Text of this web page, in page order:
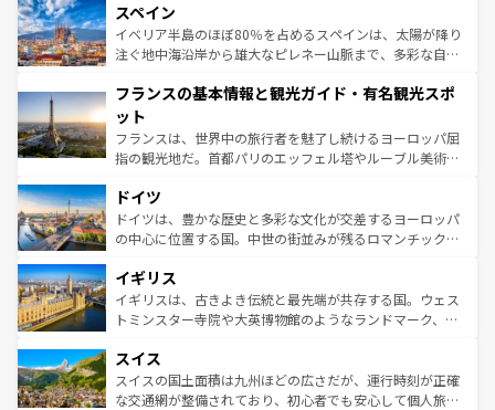
ろん、トスカーナの美しい田園風景やアマルフィ海岸の絶
景など、自然景観も見逃せない。観光の合間には、本場の
ピザやパスタなど、絶品のイタリア料理を堪能することも
ませてくれるイタリアで、忘れられない旅をしてみよう！
なお、新着のイタリア情報は
しい。
スペイン
イベリア半島のほぼ80％を占めるスペインは、太陽が降り
注ぐ地中海沿岸から雄大なピレネー山脈まで、多彩な自然
文化が根付くこの国では、情熱的なフラメンコ、熱気あふ
れる闘牛、そして美味しいタパスが生活の一部となってい
る。首都マドリードの洗練された雰囲気や、バルセロナの
アートに溢れた街角から、地方では古代ローマ遺跡や中世
せる。地方によって風土や気候が異なるスペインはその個
性で訪れる人を魅了する。 なお、新着のスペイン情報は コ
ンテンツ一覧を参照してほしい。
フランスの基本情報と観光ガイド・有名観光スポ
ット
フランスは、世界中の旅行者を魅了し続けるヨーロッパ屈
指の観光地だ。首都パリのエッフェル塔やルーブル美術館
で、幅広い魅力が詰まっている。華麗な宮殿、歴史的な大
聖堂、美しいビーチ、そして豊かな自然が、訪れる者を心
から魅了する。また、フランスは美食の国としても知ら
いる。シャンパンの発祥地であるランス、プロヴァンスの
香り高いラベンダー畑など、多彩な楽しみ方が可能だ。さ
らに、パリ以外の地域にも魅力が溢れており、どの街角に
れる地方に足を運ぶとそれぞれで全く異なる文化を体験で
きるだろう。 なお、新着のフランス情報はコンテンツ一覧
を参照してほしい。
ドイツ
ドイツは、豊かな歴史と多彩な文化が交差するヨーロッパ
の中心に位置する国。中世の街並みが残るロマンチック街
顔を持つこの国は、どこを歩いても飽きることがない。ベ
ルリンの文化的活気、バイエルン州のアルプスの絶景、そ
してライン川沿いのワイン畑といった風景は必見。ビール
は、お酒好きな人にはぜひ体験してほしい。 なお、新着の
ドイツ情報はコンテンツ一覧を参照してほしい。
イギリス
イギリスは、古きよき伝統と最先端が共存する国。ウェス
トミンスター寺院や大英博物館のようなランドマーク、歴
リアごとに異なる魅力がある。また、優雅なアフタヌーン
ティー、ビール好きにはたまらない英国パブ、サッカー観
戦など、本場だからこそできる体験も豊富。イギリスを旅
スイス
スイスの国土面積は九州ほどの広さだが、運行時刻が正確
な交通網が整備されており、初心者でも安心して個人旅行